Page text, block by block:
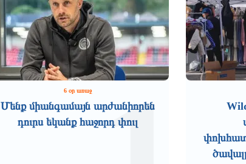
6 օր առաջ
Մենք միանգամայն արժանիորեն
դուրս եկանք հաջորդ փուլ